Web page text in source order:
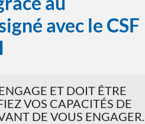
avec le CSF
ET DOIT ÊTRE
VOS CAPACITÉS DE
DE VOUS ENGAGER.